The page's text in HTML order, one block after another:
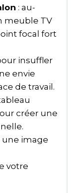
: au-
meuble TV
focal fort
insuffler
envie
de travail.
créer une
une image
votre